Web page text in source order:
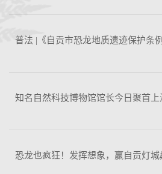
普法 |《自贡市恐龙地质遗迹保护条